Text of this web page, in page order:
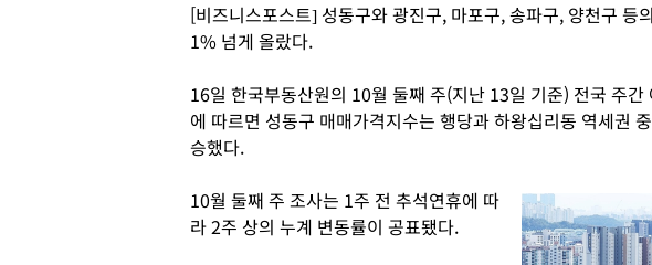
[비즈니스포스트] 성동구와 광진구, 마포구, 송파구, 양천구 등
1% 넘게 올랐다.
16일 한국부동산원의 10월 둘째 주(지난 13일 기준) 전국 주
에 따르면 성동구 매매가격지수는 행당과 하왕십리동 역세권
승했다.
10월 둘째 주 조사는 1주 전 추석연휴에 따
라 2주 상의 누계 변동률이 공표됐다.